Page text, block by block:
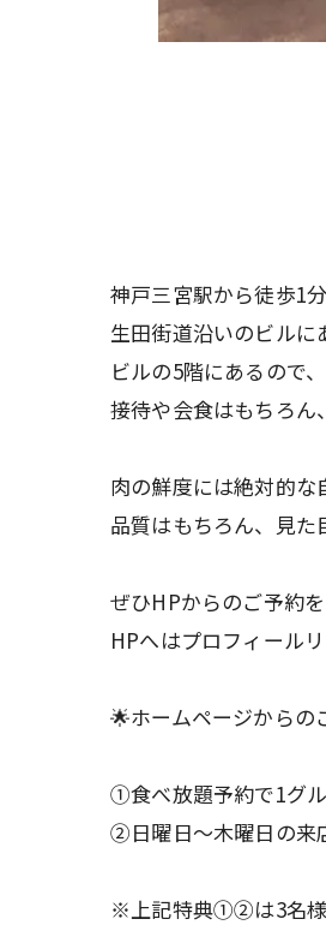
神戸三宮駅から徒歩1
生田街道沿いのビル
ビルの5階にあるので
接待や会食はもちろん
肉の鮮度には絶対的な
品質はもちろん、見た
ぜひHPからのご予約
HPへはプロフィールリ
🌟ホームページからの
①食べ放題予約で1グ
②日曜日〜木曜日の来
※上記特典①②は3名様